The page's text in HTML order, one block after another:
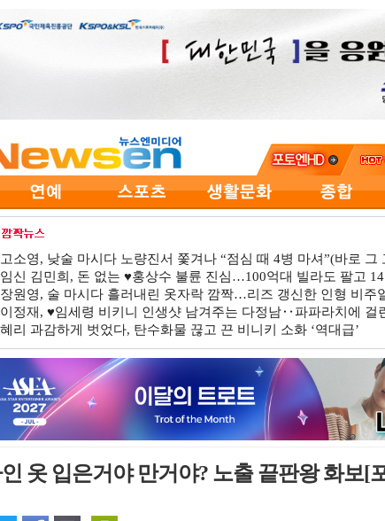
고소영, 낮술 마시다 노량진서 쫓겨나 “점심 때 4병 마셔”(바로 그
임신 김민희, 돈 없는 ♥홍상수 불륜 진심…100억대 빌라도 팔고
장원영, 술 마시다 흘러내린 옷자락 깜짝…리즈 갱신한 인형 비주
이정재, ♥임세령 비키니 인생샷 남겨주는 다정남‥파파라치에 걸
혜리 과감하게 벗었다, 탄수화물 끊고 끈 비니키 소화 ‘역대급’
옷 입은거야 만거야? 노출 끝판왕 화보[